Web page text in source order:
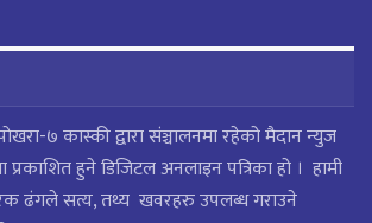
पाेखरा-७ कास्की द्वारा संञ्चालनमा रहेको मैदान न्युज
हुने डिजिटल अनलाइन पत्रिका हो । हामी
ढंगले सत्य, तथ्य खवरहरु उपलब्ध गराउने